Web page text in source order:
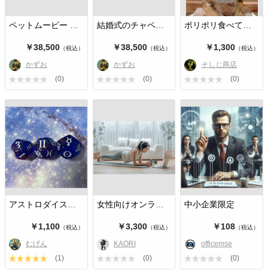
￥38,500（税込）
かずお
(0)
結婚式のチャペルムービー 〜新婦か…
￥38,500 （税込）
かずお
(0)
￥1,300（税込）
そしじ商店
(0)
￥1,100（税込）
むげん
(1)
￥3,300 （税込）
KAORI
(0)
中小企業限定
￥108（税込）
officemse
(0)